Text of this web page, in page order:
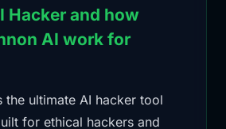
Hacker and how
AI work for
the ultimate AI hacker tool
for ethical hackers and